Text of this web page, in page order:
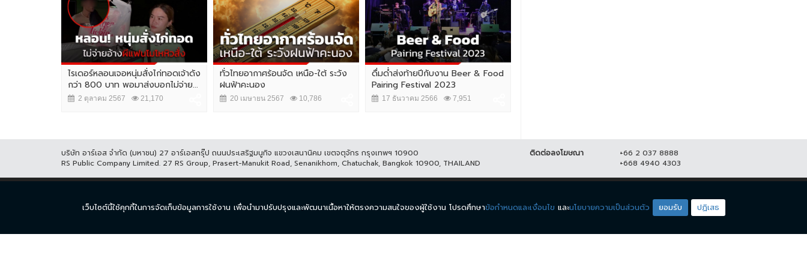
ไรเดอร์หลอนเจอหนุ่มสั่งไก่ทอดเจ้าดัง
กว่า 800 บาท พอมาส่งบอกไม่จ่าย...
2 ตุลาคม 2567 21,170
ทั่วไทยอากาศร้อนจัด เหนือ-ใต้ ระวัง
ฝนฟ้าคะนอง
20 เมษายน 2567 10,786
ดื่มด่ำส่งท้ายปีกับงาน Beer & Food
Pairing Festival 2023
17 ธันวาคม 2566 7,951
บริษัท อาร์เอส จำกัด (มหาชน) 27 อาร์เอสกรุ๊ป ถนนประเสริฐมนูกิจ แขวงเสนานิคม เขตจตุจักร กรุงเทพฯ 10900
RS Public Company Limited. 27 RS Group, Prasert-Manukit Road, Senanikhom, Chatuchak, Bangkok 10900, THAILAND
ติดต่อลงโฆษณา
+66 2 037 8888
+668 4940 4303
ละคร มีเดียโซน
เว็บไซต์นี้ใช้คุกกี้ในการจัดเก็บข้อมูลการใช้งาน เพื่อนำมาปรับปรุงและพัฒนาเนื้อหาให้ตรงความสนใจของผู้ใช้งาน โปรดศึกษาข้อกำหนดและเงื่อนไข และนโยบายความเป็นส่วนตัว ยอมรับ ปฏิเสธ